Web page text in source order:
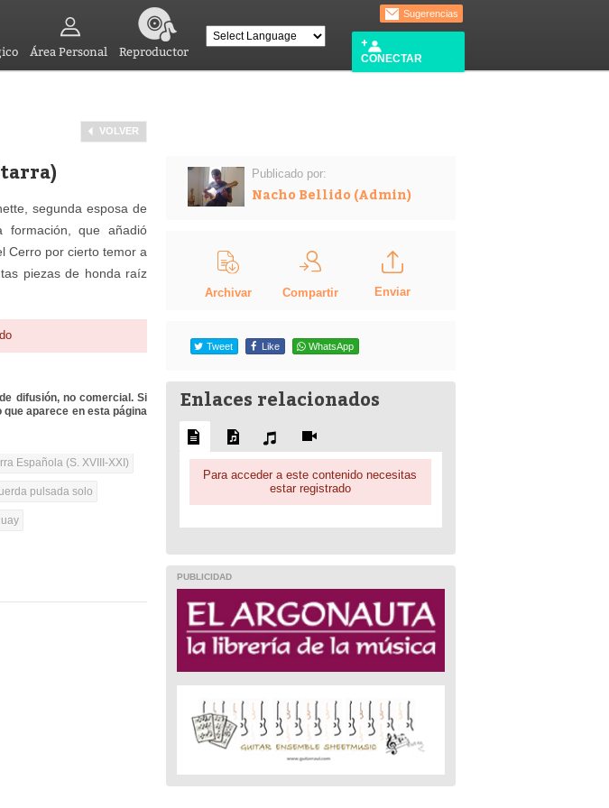
Área Personal Reproductor
Sugerencias
CONECTAR
VOLVER
segunda esposa de
formación, que añadió
Cerro por cierto temor a
piezas de honda raíz
difusión, no comercial. Si
aparece en esta página
Española (S. XVIII-XXI)
pulsada solo
Publicado por:
Nacho Bellido (Admin)
Archivar Compartir Enviar
Tweet Like WhatsApp
Enlaces relacionados
Para acceder a este contenido necesitas
estar registrado
PUBLICIDAD